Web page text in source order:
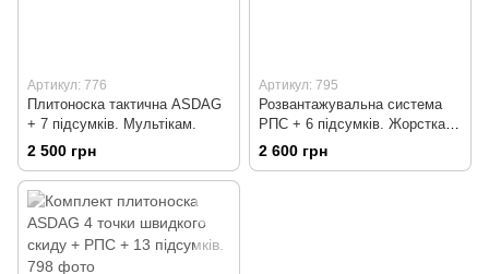
Артикул: 776
Плитоноска тактична ASDAG
+ 7 підсумків. Мультікам.
2 500 грн
Артикул: 795
Розвантажувальна система
РПС + 6 підсумків. Жорстка
основа.
2 600 грн